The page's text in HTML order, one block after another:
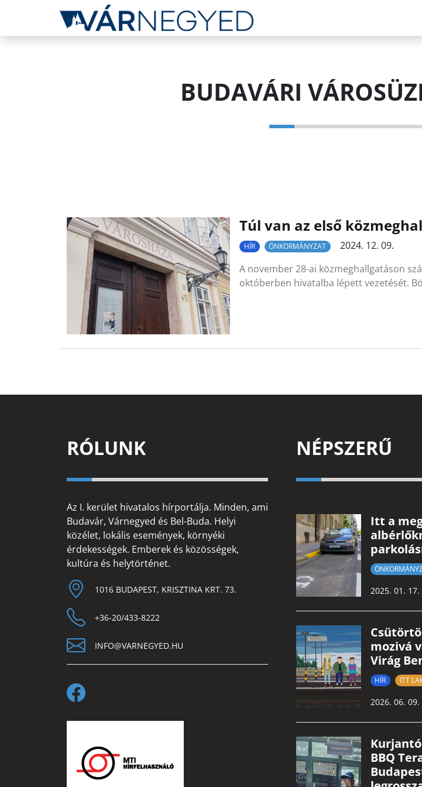
BUDAVÁRI
Túl van az első
HÍR ÖNKORMÁNYZAT
2024. 12. 09.
A november 28-ai közmeghallgatáson
októberben hivatalba lépett vezetését.
RÓLUNK
Az I. kerület hivatalos hírportálja. Minden, ami
Budavár, Várnegyed és Bel-Buda. Helyi
közélet, lokális események, környéki
érdekességek. Emberek és közösségek,
kultúra és helytörténet.
1016 BUDAPEST, KRISZTINA KRT. 73.
+36-20/433-8222
INFO@VARNEGYED.HU
NÉPSZERŰ
Itt a
2025. 01. 17.
mozivá
Virág
HÍR ITT
2026. 06. 09.
BBQ